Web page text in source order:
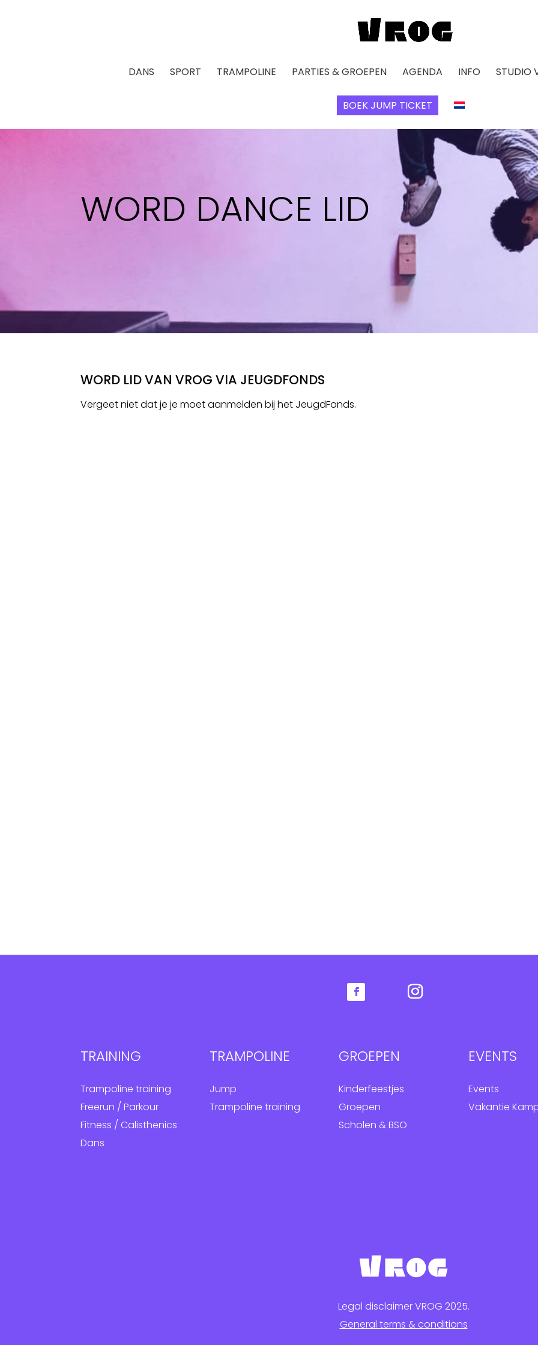
DANS SPORT TRAMPOLINE PARTIES & GROEPEN AGENDA INFO STUDIO
BOEK JUMP TICKET
WORD DANCE LID
WORD LID VAN VROG VIA JEUGDFONDS
Vergeet niet dat je je moet aanmelden bij het JeugdFonds.
TRAINING
Trampoline training
Freerun / Parkour
Fitness / Calisthenics
Dans
TRAMPOLINE
Jump
Trampoline training
GROEPEN
Kinderfeestjes
Groepen
Scholen & BSO
EVENTS
Events
Vakantie
Legal disclaimer VROG 2025.
General terms & conditions